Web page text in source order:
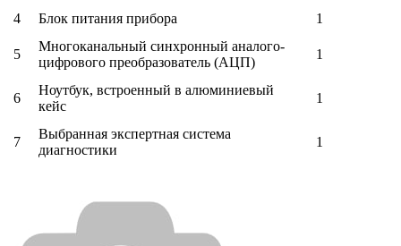
4
Блок питания прибора 1
5
Многоканальный синхронный аналого-
цифрового преобразователь (АЦП)
1
6
Ноутбук, встроенный в алюминиевый
кейс
1
7
Выбранная экспертная система
диагностики
1